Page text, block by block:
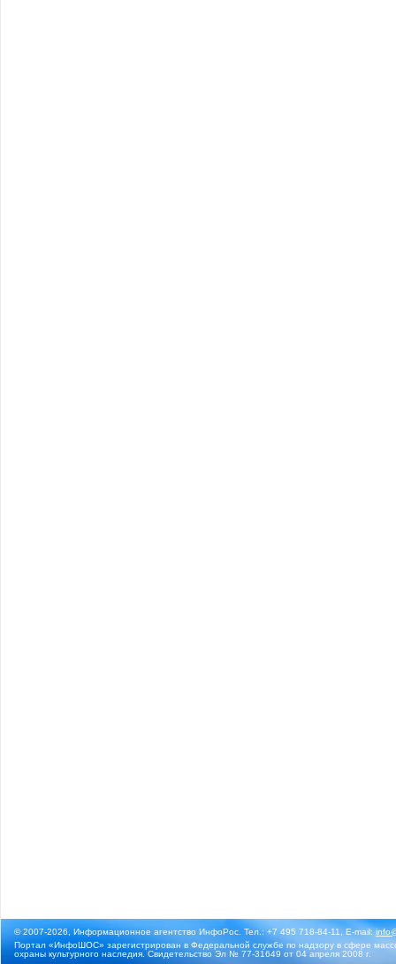
© 2007-2026, Информационное агентство ИнфоРос. Тел.: +7 495 718-84-11, E-mail:
Портал «ИнфоШОС» зарегистрирован в Федеральной службе по надзору в сфере
охраны культурного наследия. Свидетельство Эл № 77-31649 от 04 апреля 2008 г.